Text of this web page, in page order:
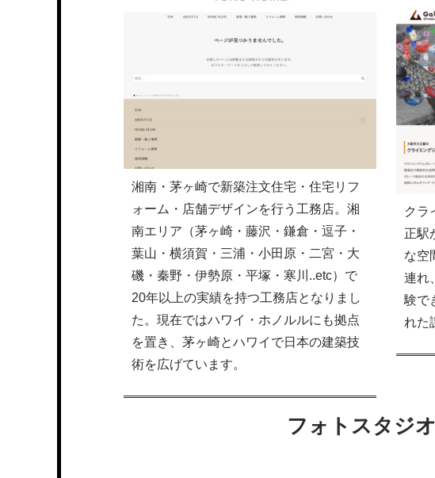
湘南・茅ヶ崎で新築注文住宅・住宅リフ
ォーム・店舗デザインを行う工務店。湘
南エリア（茅ヶ崎・藤沢・鎌倉・逗子・
葉山・横須賀・三浦・小田原・二宮・大
磯・秦野・伊勢原・平塚・寒川..etc）で
20年以上の実績を持つ工務店となりまし
た。現在ではハワイ・ホノルルにも拠点
を置き、茅ヶ崎とハワイで日本の建築技
術を広げています。
クラ
正駅
な空
連れ
験で
れた
フォトスタジ